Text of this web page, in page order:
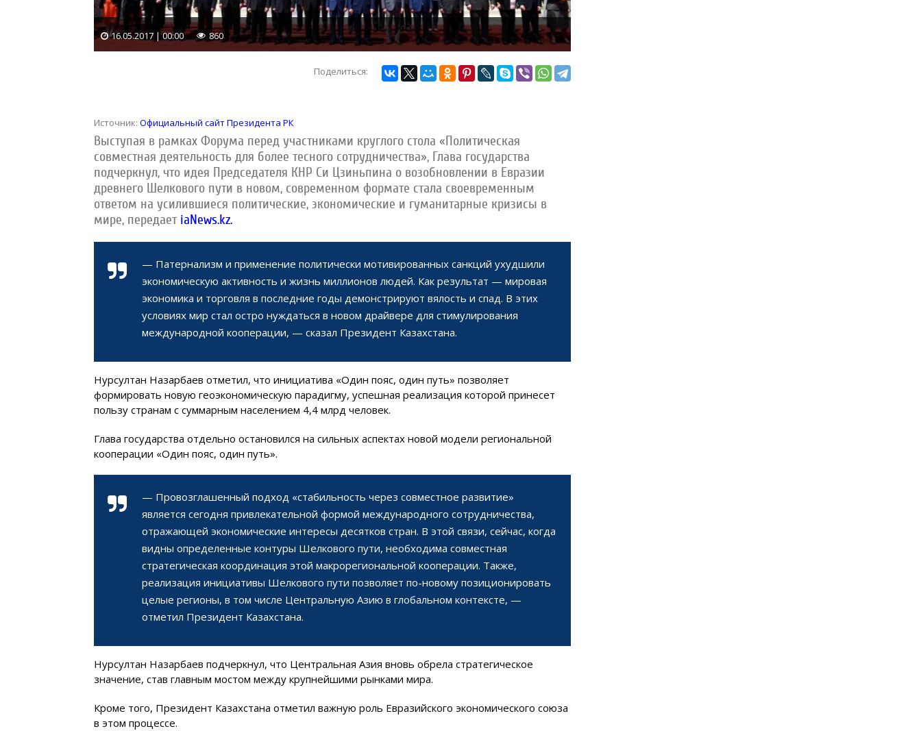
16.05.2017 | 00:00 860
Поделиться:
Источник: Официальный сайт Президента РК
Выступая в рамках Форума перед участниками круглого стола «Политическая
совместная деятельность для более тесного сотрудничества», Глава государства
подчеркнул, что идея Председателя КНР Си Цзиньпина о возобновлении в Евразии
древнего Шелкового пути в новом, современном формате стала своевременным
ответом на усилившиеся политические, экономические и гуманитарные кризисы в
мире, передает iaNews.kz.
— Патернализм и применение политически мотивированных санкций ухудшили
экономическую активность и жизнь миллионов людей. Как результат — мировая
экономика и торговля в последние годы демонстрируют вялость и спад. В этих
условиях мир стал остро нуждаться в новом драйвере для стимулирования
международной кооперации, — сказал Президент Казахстана.
Нурсултан Назарбаев отметил, что инициатива «Один пояс, один путь» позволяет
формировать новую геоэкономическую парадигму, успешная реализация которой принесет
пользу странам с суммарным населением 4,4 млрд человек.
Глава государства отдельно остановился на сильных аспектах новой модели региональной
кооперации «Один пояс, один путь».
— Провозглашенный подход «стабильность через совместное развитие»
является сегодня привлекательной формой международного сотрудничества,
отражающей экономические интересы десятков стран. В этой связи, сейчас, когда
видны определенные контуры Шелкового пути, необходима совместная
стратегическая координация этой макрорегиональной кооперации. Также,
реализация инициативы Шелкового пути позволяет по-новому позиционировать
целые регионы, в том числе Центральную Азию в глобальном контексте, —
отметил Президент Казахстана.
Нурсултан Назарбаев подчеркнул, что Центральная Азия вновь обрела стратегическое
значение, став главным мостом между крупнейшими рынками мира.
Кроме того, Президент Казахстана отметил важную роль Евразийского экономического союза
в этом процессе.